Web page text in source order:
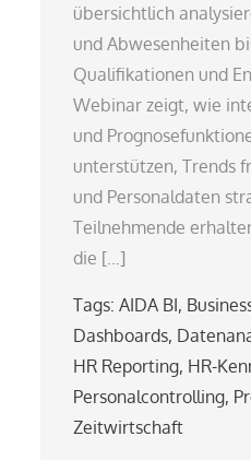
übersichtlich
und Abwesenheiten
Qualifikationen und
Webinar zeigt, wie
und
unterstützen, Trends
und Personaldaten
Teilnehmende
die […]
Tags:AIDA BI,
Dashboards,
HR Reporting, HR-
Personalcontrolling,
Zeitwirtschaft